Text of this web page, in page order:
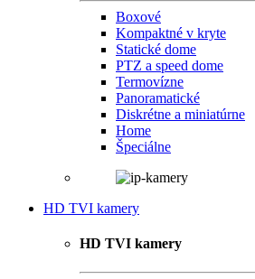
Boxové
Kompaktné v kryte
Statické dome
PTZ a speed dome
Termovízne
Panoramatické
Diskrétne a miniatúrne
Home
Špeciálne
HD TVI kamery
HD TVI kamery